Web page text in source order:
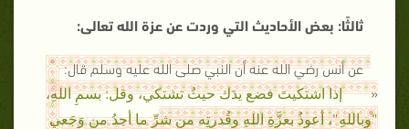
ثالثًا: بعض الأحاديث التي وردت عن عزة الله تعالى:
عن أنس رضي الله عنه أن النبي صلى الله عليه وسلم قال:
«
إذا اشتكيتَ فضع يدَك حيثُ تشتكي، وقل: بسمِ اللهِ،
"وباللهِ"، أعوذُ بعزَّةِ اللهِ وقُدرتِه من شرِّ ما أجدُ من وَجَعي